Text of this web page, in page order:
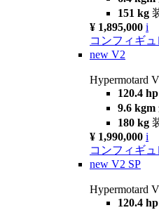
151 kg
¥ 1,895,000 i
コンフィギ
new V2
Hypermotard
120.4 hp
9.6 kgm
180 kg
¥ 1,990,000 i
コンフィギ
new V2 SP
Hypermotard
120.4 hp